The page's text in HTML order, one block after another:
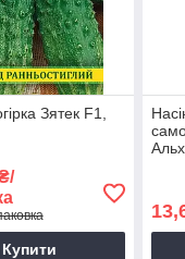
Зятек F1,
Купити